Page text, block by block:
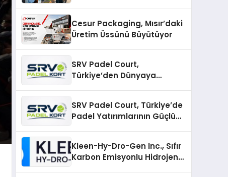
Cesur Packaging, Mısır’daki
Üretim Üssünü Büyütüyor
SRV Padel Court,
Türkiye’den Dünyaya
SRV Padel Court, Türkiye’de
Padel Yatırımlarının Güçlü
Kleen-Hy-Dro-Gen Inc., Sıfır
Karbon Emisyonlu Hidrojen